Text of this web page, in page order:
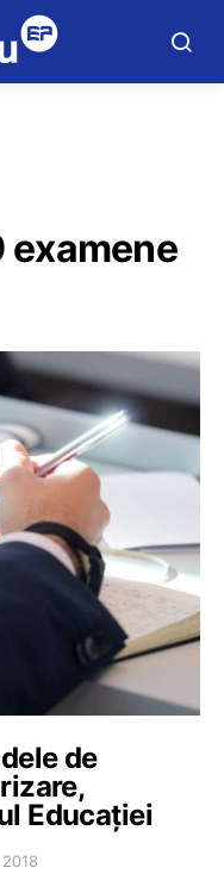
de
Educației